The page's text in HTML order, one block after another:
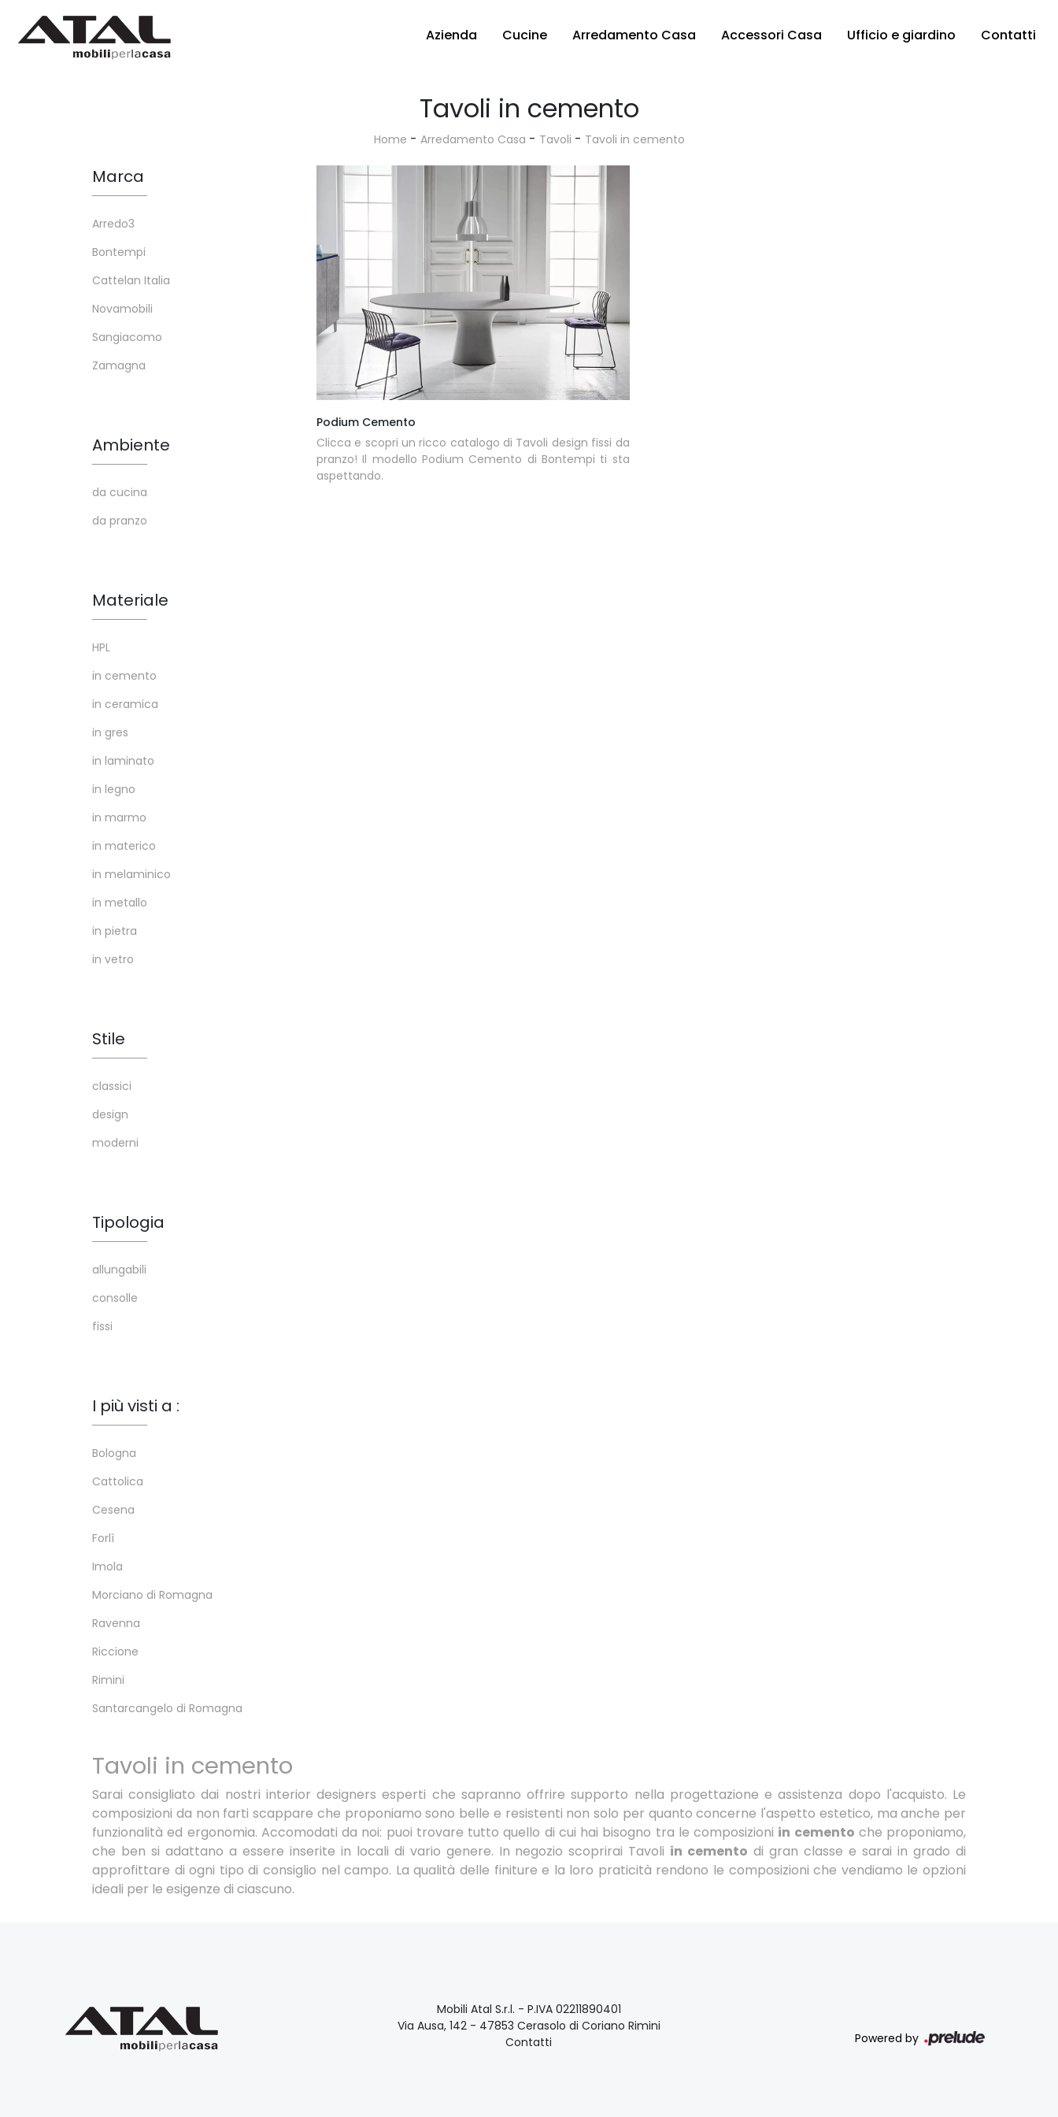
Azienda Cucine Arredamento Casa Accessori Casa Ufficio e giardino Contatti
Tavoli in cemento
Home - Arredamento Casa - Tavoli - Tavoli in cemento
Podium Cemento
Clicca e scopri un ricco catalogo di Tavoli design fissi da
pranzo! Il modello Podium Cemento di Bontempi ti sta
aspettando.
Marca
Arredo3
Bontempi
Cattelan Italia
Novamobili
Sangiacomo
Zamagna
Ambiente
da cucina
da pranzo
Materiale
HPL
in cemento
in ceramica
in gres
in laminato
in legno
in marmo
in materico
in melaminico
in metallo
in pietra
in vetro
Stile
classici
design
moderni
Tipologia
allungabili
consolle
fissi
I più visti a :
Bologna
Cattolica
Cesena
Forlì
Imola
Morciano di Romagna
Ravenna
Riccione
Rimini
Santarcangelo di Romagna
Tavoli in cemento
Sarai consigliato dai nostri interior designers esperti che sapranno offrire supporto nella progettazione e assistenza dopo l'acquisto. Le
composizioni da non farti scappare che proponiamo sono belle e resistenti non solo per quanto concerne l'aspetto estetico, ma anche per
funzionalità ed ergonomia. Accomodati da noi: puoi trovare tutto quello di cui hai bisogno tra le composizioni in cemento che proponiamo,
che ben si adattano a essere inserite in locali di vario genere. In negozio scoprirai Tavoli in cemento di gran classe e sarai in grado di
approfittare di ogni tipo di consiglio nel campo. La qualità delle finiture e la loro praticità rendono le composizioni che vendiamo le opzioni
ideali per le esigenze di ciascuno.
Mobili Atal S.r.l. - P.IVA 02211890401
Via Ausa, 142 - 47853 Cerasolo di Coriano Rimini
Contatti
Powered by